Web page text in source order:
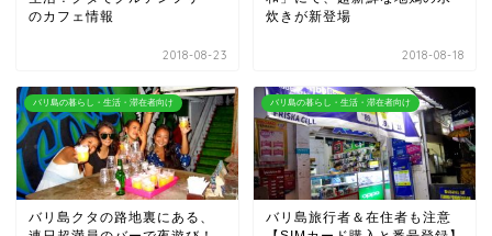
のカフェ情報
2018-08-23
炊きが新登場
2018-08-18
バリ島の暮らし・生活・滞在者向け
バリ島クタの路地裏にある、
バリ島の暮らし・生活・滞在者向け
バリ島旅行者＆在住者も注意